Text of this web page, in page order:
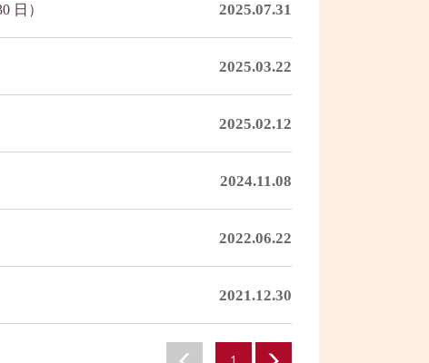
日） 2025.07.31
2025.03.22
2025.02.12
2024.11.08
2022.06.22
2021.12.30